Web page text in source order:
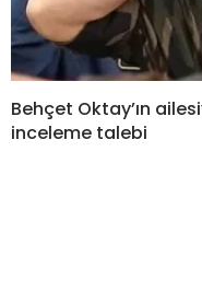
Behçet Oktay’ın
inceleme talebi